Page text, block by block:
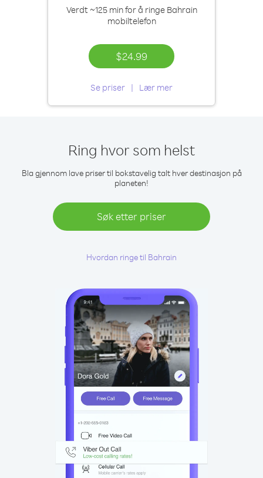
Verdt ~125 minfor å ringe Bahrain
mobiltelefon
$24.99
Se priser Lær mer
Ring hvor som helst
Bla gjennom lave priser til bokstavelig talt hver destinasjon på
planeten!
Søk etter priser
Hvordan ringe til Bahrain